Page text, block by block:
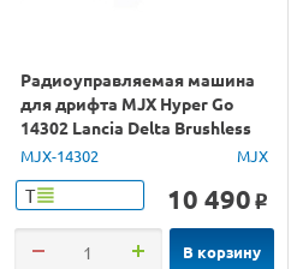
Радиоуправляемая машина
для дрифта MJX Hyper Go
14302 Lancia Delta Brushless
4WD 2.4G LED 1/14 RTR
MJX-14302 MJX
Т 10 490 o
В корзину